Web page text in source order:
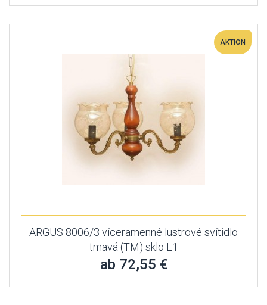
AKTION
ARGUS 8006/3 víceramenné lustrové svítidlo
tmavá (TM) sklo L1
ab 72,55 €